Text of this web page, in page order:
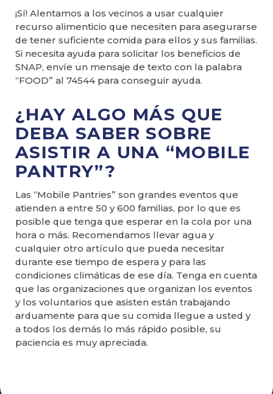
¡Sí! Alentamos a los vecinos a usar cualquier
recurso alimenticio que necesiten para asegurarse
de tener suficiente comida para ellos y sus familias.
Si necesita ayuda para solicitar los beneficios de
SNAP, envíe un mensaje de texto con la palabra
“FOOD” al 74544 para conseguir ayuda.
¿HAY ALGO MÁS QUE
DEBA SABER SOBRE
ASISTIR A UNA “MOBILE
PANTRY”?
Las “Mobile Pantries” son grandes eventos que
atienden a entre 50 y 600 familias, por lo que es
posible que tenga que esperar en la cola por una
hora o más. Recomendamos llevar agua y
cualquier otro artículo que pueda necesitar
durante ese tiempo de espera y para las
condiciones climáticas de ese día. Tenga en cuenta
que las organizaciones que organizan los eventos
y los voluntarios que asisten están trabajando
arduamente para que su comida llegue a usted y
a todos los demás lo más rápido posible, su
paciencia es muy apreciada.